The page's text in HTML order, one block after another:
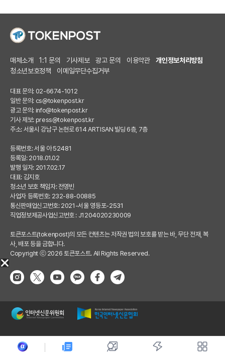
매체소개 1:1 문의 기사제보 광고 문의 이용약관
개인정보처리방침
청소년보호정책
이메일무단수집거부
대표 문의: 02-6674-1012
일반 문의: cs@tokenpost.kr
광고 문의: info@tokenpost.kr
기사 제보: press@tokenpost.kr
주소: 서울시 강남구 논현로 614 ARTISAN 빌딩 6층, 7층
등록번호: 서울 아 52481
등록일: 2018.01.02
발행 일자: 2017.02.17
대표: 김지호
청소년 보호 책임자: 전영빈
사업자 등록번호: 232-88-00885
통신판매업신고번호: 2021-서울 영등포-2531
직업정보제공사업신고번호 : J1204020230009
토큰포스트(tokenpost)의 모든 컨텐츠는 저작권 법의 보호를 받는 바, 무단 전재, 복
사, 배포 등을 금합니다.
Copyright ⓒ 2026 토큰포스트. All Rights Reserved.